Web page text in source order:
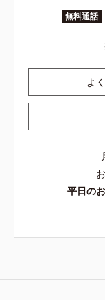
無料通話
よ
平日の